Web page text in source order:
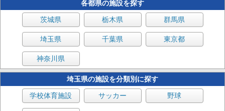
各都県の施設を探す
茨城県 栃木県 群馬県
埼玉県 千葉県 東京都
神奈川県
埼玉県の施設を分類別に探す
学校体育施設 サッカー 野球